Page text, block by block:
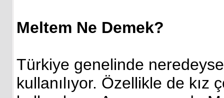
Meltem Ne Demek?
Türkiye genelinde
kullanılıyor. Özellikle de kız